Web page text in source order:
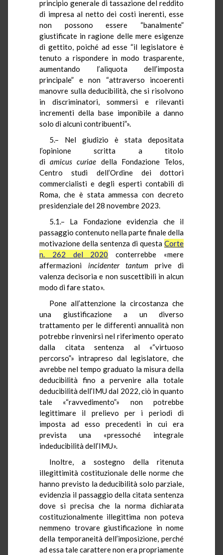
principio generale di tassazione del reddito
di impresa al netto dei costi inerenti, esse
non possono essere “banalmente”
giustificate in ragione delle mere esigenze
di gettito, poiché ad esse “il legislatore è
tenuto a rispondere in modo trasparente,
aumentando l’aliquota dell’imposta
principale” e non “attraverso incoerenti
manovre sulla deducibilità, che si risolvono
in discriminatori, sommersi e rilevanti
incrementi della base imponibile a danno
solo di alcuni contribuenti”».
5.– Nel giudizio è stata depositata
l’opinione scritta a titolo
diamicus curiae della Fondazione Telos,
Centro studi dell’Ordine dei dottori
commercialisti e degli esperti contabili di
Roma, che è stata ammessa con decreto
presidenziale del 28 novembre 2023.
5.1.– La Fondazione evidenzia che il
passaggio contenuto nella parte finale della
motivazione della sentenza di questa Corte
n. 262 del 2020 conterrebbe «mere
affermazioni incidentertantum prive di
valenza decisoria e non suscettibili in alcun
modo di fare stato».
Pone all’attenzione la circostanza che
una giustificazione a un diverso
trattamento per le differenti annualità non
potrebbe rinvenirsi nel riferimento operato
dalla citata sentenza al «“virtuoso
percorso”» intrapreso dal legislatore, che
avrebbe nel tempo graduato la misura della
deducibilità fino a pervenire alla totale
deducibilità dell’IMU dal 2022, ciò in quanto
tale «“ravvedimento”» non potrebbe
legittimare il prelievo per i periodi di
imposta ad esso precedenti in cui era
prevista una «pressoché integrale
indeducibilità dell’IMU».
Inoltre, a sostegno della ritenuta
illegittimità costituzionale delle norme che
hanno previsto la deducibilità solo parziale,
evidenzia il passaggio della citata sentenza
dove si precisa che la norma dichiarata
costituzionalmente illegittima non poteva
nemmeno trovare giustificazione in nome
della temporaneità dell’imposizione, perché
ad essa tale carattere non era propriamente